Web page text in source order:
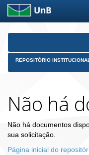
Skip
REPOSITÓRIO
Não há
Não há documentos
sua solicitação.
Página inicial do